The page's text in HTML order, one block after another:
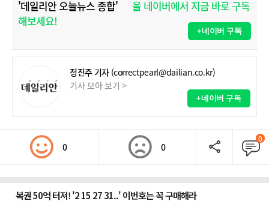
'데일리안 오늘뉴스 종합'
을 네이버에서 지금 바로 구독
해보세요!
+네이버 구독
정진주 기자 (correctpearl@dailian.co.kr)
기사 모아 보기 >
+네이버 구독
0 0
0